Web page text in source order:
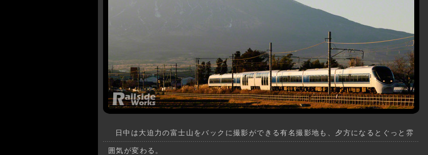
日中は大迫力の富士山をバックに撮影ができる有名撮影地も、夕方になるとぐっと雰
囲気が変わる。